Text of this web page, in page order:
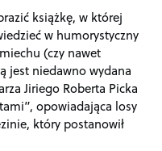
książkę, w której
w humorystyczny
(czy nawet
jest niedawno wydana
Jiriego Roberta Picka
opowiadająca losy
który postanowił